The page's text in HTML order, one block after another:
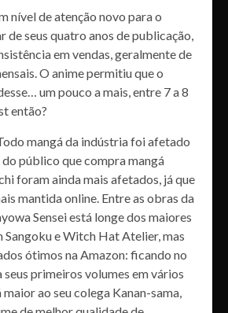
nível de atenção novo para o
de seus quatro anos de publicação,
em vendas, geralmente de
O anime permitiu que o
um pouco a mais, entre 7 a 8
então?
mangá da indústria foi afetado
público que compra mangá
foram ainda mais afetados, já que
mantida online. Entre as obras da
Sensei está longe dos maiores
e Witch Hat Atelier, mas
ótimos na Amazon: ficando no
primeiros volumes em vários
ao seu colega Kanan-sama,